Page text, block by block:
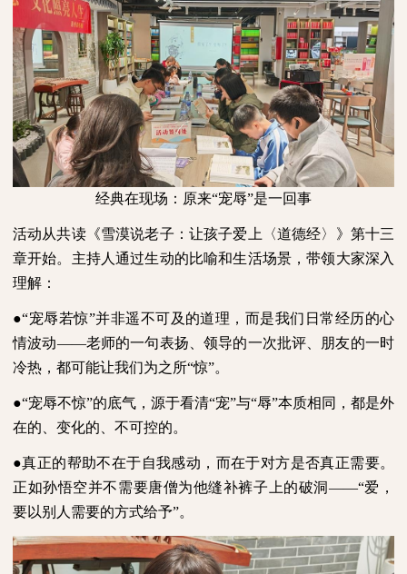
经典在现场：原来“宠辱”是一回事
活动从共读《雪漠说老子：让孩子爱上〈道德经〉》第十三
章开始。主持人通过生动的比喻和生活场景，带领大家深入
理解：
●“宠辱若惊”并非遥不可及的道理，而是我们日常经历的心
情波动——老师的一句表扬、领导的一次批评、朋友的一时
冷热，都可能让我们为之所“惊”。
●“宠辱不惊”的底气，源于看清“宠”与“辱”本质相同，都是外
在的、变化的、不可控的。
●真正的帮助不在于自我感动，而在于对方是否真正需要。
正如孙悟空并不需要唐僧为他缝补裤子上的破洞——“爱，
要以别人需要的方式给予”。